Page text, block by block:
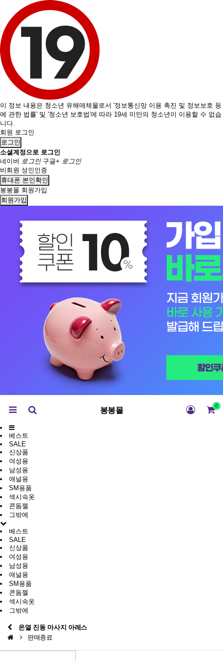
이 정보 내용은 청소년 유해매체물로서 '정보통신망 이용 촉진 및 정보보호 등
에 관한 법률' 및 '청소년 보호법'에 따라 19세 미만의 청소년이 이용할 수 없습
니다.
회원 로그인
로그인
소셜계정으로 로그인
네이버 로그인 구글+ 로그인
비회원 성인인증
휴대폰 본인확인
봉봉몰 회원가입
회원가입
봉봉몰 0
베스트
SALE
신상품
여성용
남성용
애널용
SM용품
섹시속옷
콘돔젤
그밖에
베스트
SALE
신상품
여성용
남성용
애널용
SM용품
콘돔젤
섹시속옷
그밖에
온열 진동 마사지 아레스
판매종료